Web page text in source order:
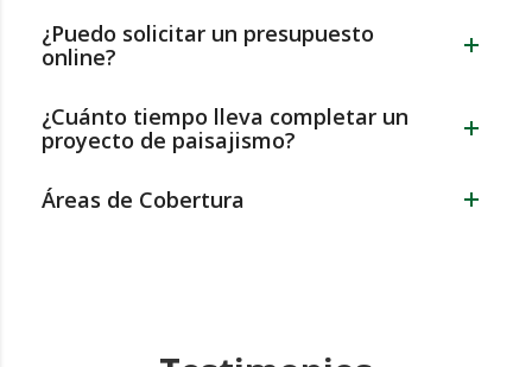
¿Puedo solicitar un presupuesto
online?
¿Cuánto tiempo lleva completar un
proyecto de paisajismo?
Áreas de Cobertura